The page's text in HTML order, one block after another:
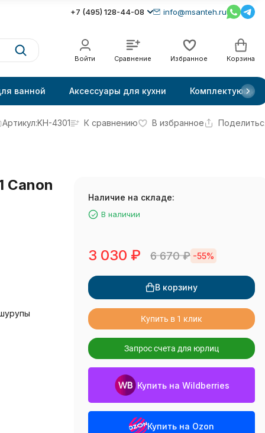
+7 (495) 128-44-08 info@msanteh.ru
Войти Сравнение Избранное Корзина
ванной Аксессуары для кухни Комплектующие
Артикул:KH-4301 К сравнению В избранное
Canon
Наличие на складе:
В наличии
3 030 ₽ 6 670₽ -55%
В корзину
Купить в 1 клик
Запрос счета для юрлиц
Купить на Wildberries
Купить на Ozon